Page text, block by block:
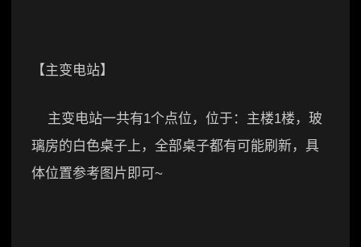
【主变电站】
主变电站一共有1个点位，位于：主楼1楼，玻
璃房的白色桌子上，全部桌子都有可能刷新，具
体位置参考图片即可~